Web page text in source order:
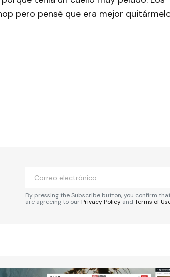
pero pensé que era mejor
By pressing the Subscribe button, you confirm
are agreeing to ourPrivacy Policy and Terms of